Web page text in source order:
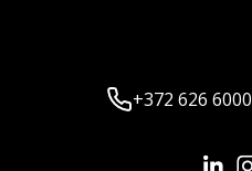
+372 626 6000